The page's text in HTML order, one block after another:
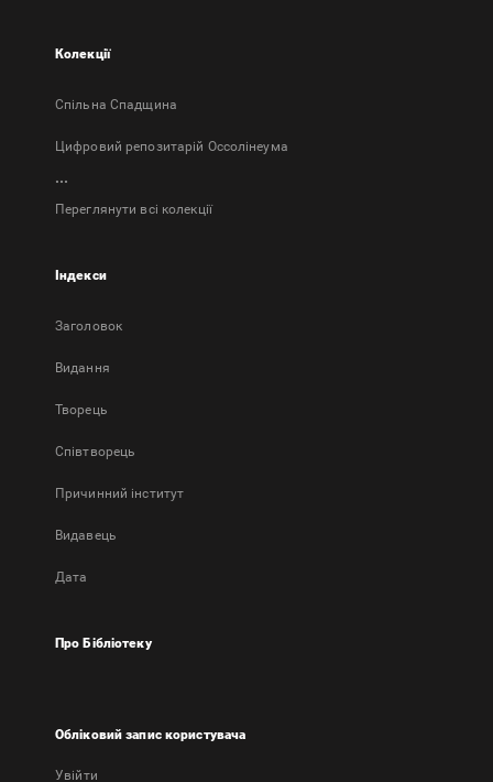
Колекції
Спільна Спадщина
Цифровий репозитарій Оссолінеума
...
Переглянути всі колекції
Індекси
Заголовок
Bидання
Творець
Співтворець
Причинний інститут
Видавець
Дата
Про Бібліотеку
Обліковий запис користувача
Увійти